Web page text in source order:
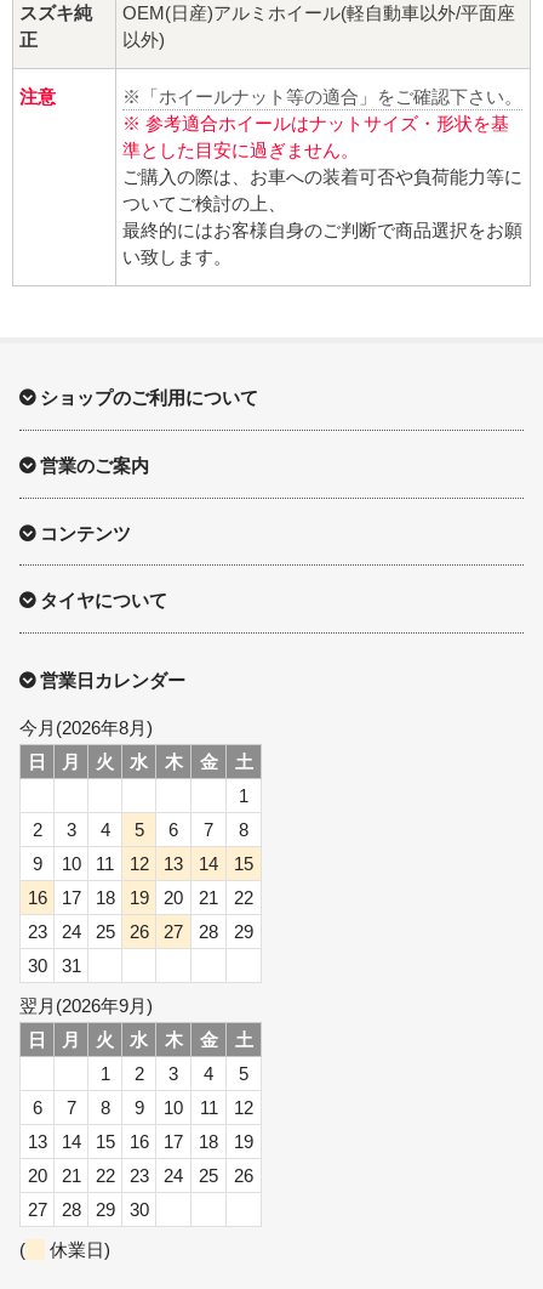
ショート袋ナット
持ち込み交換工賃
スズキ純
正
OEM(日産)アルミホイール(軽自動車以外/平面座
以外)
注意
※「ホイールナット等の適合」をご確認下さい。
※ 参考適合ホイールはナットサイズ・形状を基
準とした目安に過ぎません。
ご購入の際は、お車への装着可否や負荷能力等に
ついてご検討の上、
最終的にはお客様自身のご判断で商品選択をお願
い致します。
ショップのご利用について
営業のご案内
コンテンツ
タイヤについて
営業日カレンダー
今月(2026年8月)
日
月 火 水 木 金
土
1
2
3 4 5 6 7
8
9
10 11 12 13 14
15
16
17 18 19 20 21
22
23
24 25 26 27 28
29
30
31
翌月(2026年9月)
日
月 火 水 木 金
土
1
2 3 4
5
6
7 8 9 10 11
12
13
14 15 16 17 18
19
20
21 22 23 24 25
26
27
28 29
30
(
休業日)